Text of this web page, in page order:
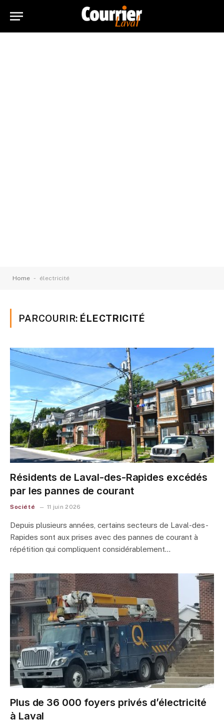
Home - électricité
PARCOURIR: ÉLECTRICITÉ
Résidents de Laval-des-Rapides excédés
par les pannes de courant
Société 11 juin 2026
Depuis plusieurs années, certains secteurs de Laval-des-
Rapides sont aux prises avec des pannes de courant à
répétition qui compliquent considérablement…
Plus de 36 000 foyers privés d’électricité
à Laval